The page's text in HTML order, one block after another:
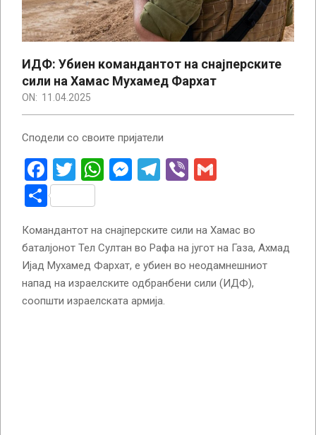
ИДФ: Убиен командантот на снајперските
сили на Хамас Мухамед Фархат
ON: 11.04.2025
Сподели со своите пријатели
Facebook
Twitter
WhatsApp
Messenger
Telegram
Viber
Share
Командантот на снајперските сили на Хамас во
баталјонот Тел Султан во Рафа на југот на Газа, Ахмад
Ијад Мухамед Фархат, е убиен во неодамнешниот
напад на израелските одбранбени сили (ИДФ),
соопшти израелската армија.